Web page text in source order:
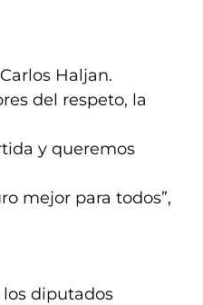
Haljan.
del respeto, la
y queremos
mejor para todos”,
diputados